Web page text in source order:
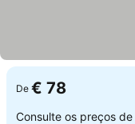
De € 78
Consulte os preços de